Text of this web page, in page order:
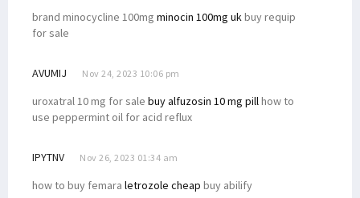
brand minocycline 100mg minocin 100mg ukbuy requip
for sale
AVUMIJ Nov 24, 2023 10:06 pm
uroxatral 10 mg for sale buy alfuzosin 10 mg pillhow to
use peppermint oil for acid reflux
IPYTNV Nov 26, 2023 01:34 am
how to buy femara letrozole cheap buy abilify